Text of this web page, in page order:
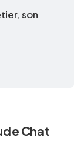
son
Chat